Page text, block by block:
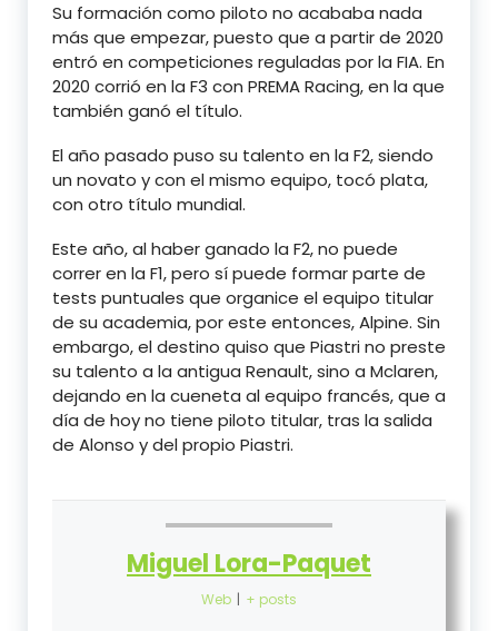
Su formación como piloto no acababa nada
más que empezar, puesto que a partir de 2020
entró en competiciones reguladas por la FIA. En
2020 corrió en la F3 con PREMA Racing, en la que
también ganó el título.
El año pasado puso su talento en la F2, siendo
un novato y con el mismo equipo, tocó plata,
con otro título mundial.
Este año, al haber ganado la F2, no puede
correr en la F1, pero sí puede formar parte de
tests puntuales que organice el equipo titular
de su academia, por este entonces, Alpine. Sin
embargo, el destino quiso que Piastri no preste
su talento a la antigua Renault, sino a Mclaren,
dejando en la cueneta al equipo francés, que a
día de hoy no tiene piloto titular, tras la salida
de Alonso y del propio Piastri.
Miguel Lora-Paquet
Web | + posts